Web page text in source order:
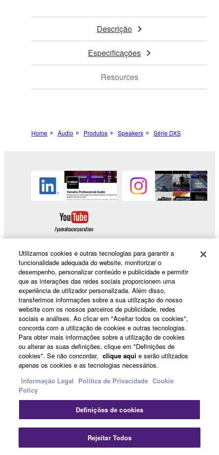
Descrição
Especificações
Resources
Home Áudio Produtos Speakers Série DXS
Products & Solutions
News
About Yamaha
Portugal - English
Contacte-nosTermos e Condições
Utilizamos cookies e outras tecnologias para garantir a
funcionalidade adequada do website, monitorizar o
desempenho, personalizar conteúdo e publicidade e permitir
que as interações das redes sociais proporcionem uma
experiência de utilizador personalizada. Além disso,
transferimos informações sobre a sua utilização do nosso
website com os nossos parceiros de publicidade, redes
sociais e análises. Ao clicar em "Aceitar todos os cookies",
concorda com a utilização de cookies e outras tecnologias.
Para obter mais informações sobre a utilização de cookies
ou alterar as suas definições, clique em "Definições de
cookies". Se não concordar, clique aqui e serão utilizados
apenas os cookies e as tecnologias necessários.
Informação Legal Política de Privacidade Cookie
Policy
Definições de cookies
Rejeitar Todos